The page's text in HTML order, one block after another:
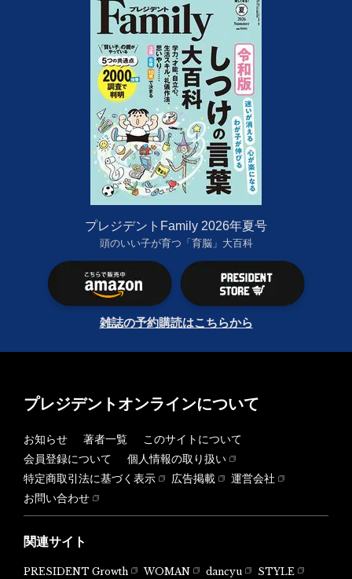
プレジデントFamily 2026年夏号
頭のいい子が育つ「育脳」大百科
雑誌の予約購読はこちらから
プレジデントオンラインについて
お知らせ 著者一覧
このサイトについて
会員登録について
個人情報の取り扱い
特定商取引法に基づく表示
広告掲載
運営会社
お問い合わせ
関連サイト
PRESIDENT Growth WOMAN dancyu STYLE